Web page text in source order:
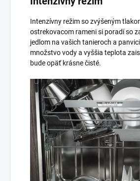
Intenzívny režim so zvýšeným
ostrekovacom rameni si poradí so
jedlom na vašich tanieroch a
množstvo vody a vyššia teplota
bude opäť krásne čisté.